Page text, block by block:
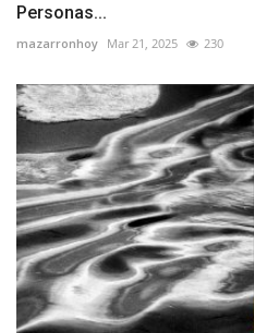
Personas...
mazarronhoy Mar 21, 2025 230